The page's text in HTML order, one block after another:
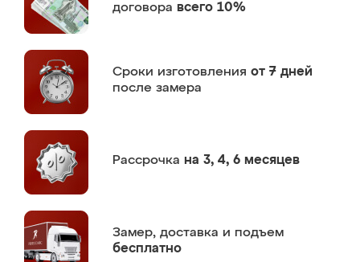
договора всего 10%
Сроки изготовления от 7 дней
после замера
Рассрочка на 3, 4, 6 месяцев
Замер, доставка и подъем
бесплатно